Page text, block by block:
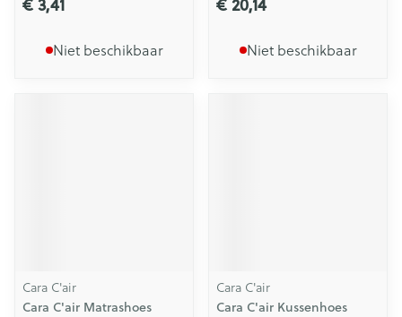
Niet beschikbaar Niet beschikbaar
Cara C'air
Cara C'air Matrashoes
Cara C'air
Cara C'air Kussenhoes